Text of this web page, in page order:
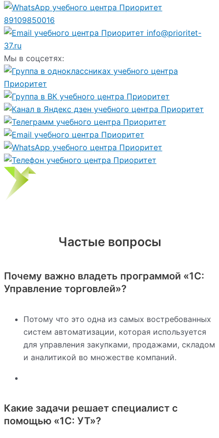
89109850016
info@prioritet-
37.ru
Мы в соцсетях:
Частые вопросы
Почему важно владеть программой «1С:
Управление торговлей»?
Потому что это одна из самых востребованных
систем автоматизации, которая используется
для управления закупками, продажами, складом
и аналитикой во множестве компаний.
Какие задачи решает специалист с
помощью «1С: УТ»?